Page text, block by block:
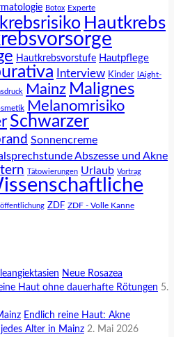
Botox Experte
Hautkrebs
Hautkrebsvorstufe Hautpflege
Interview Kinder lAight-
Mainz Malignes
Melanomrisiko
Schwarzer
Sonnencreme
Abszesse und Akne
Tätowierungen Urlaub Vortrag
ZDF ZDF - Volle Kanne
Neue Rosazea
Haut ohne dauerhafte Rötungen 5.
Endlich reine Haut: Akne
Alter in Mainz 2. Mai 2026